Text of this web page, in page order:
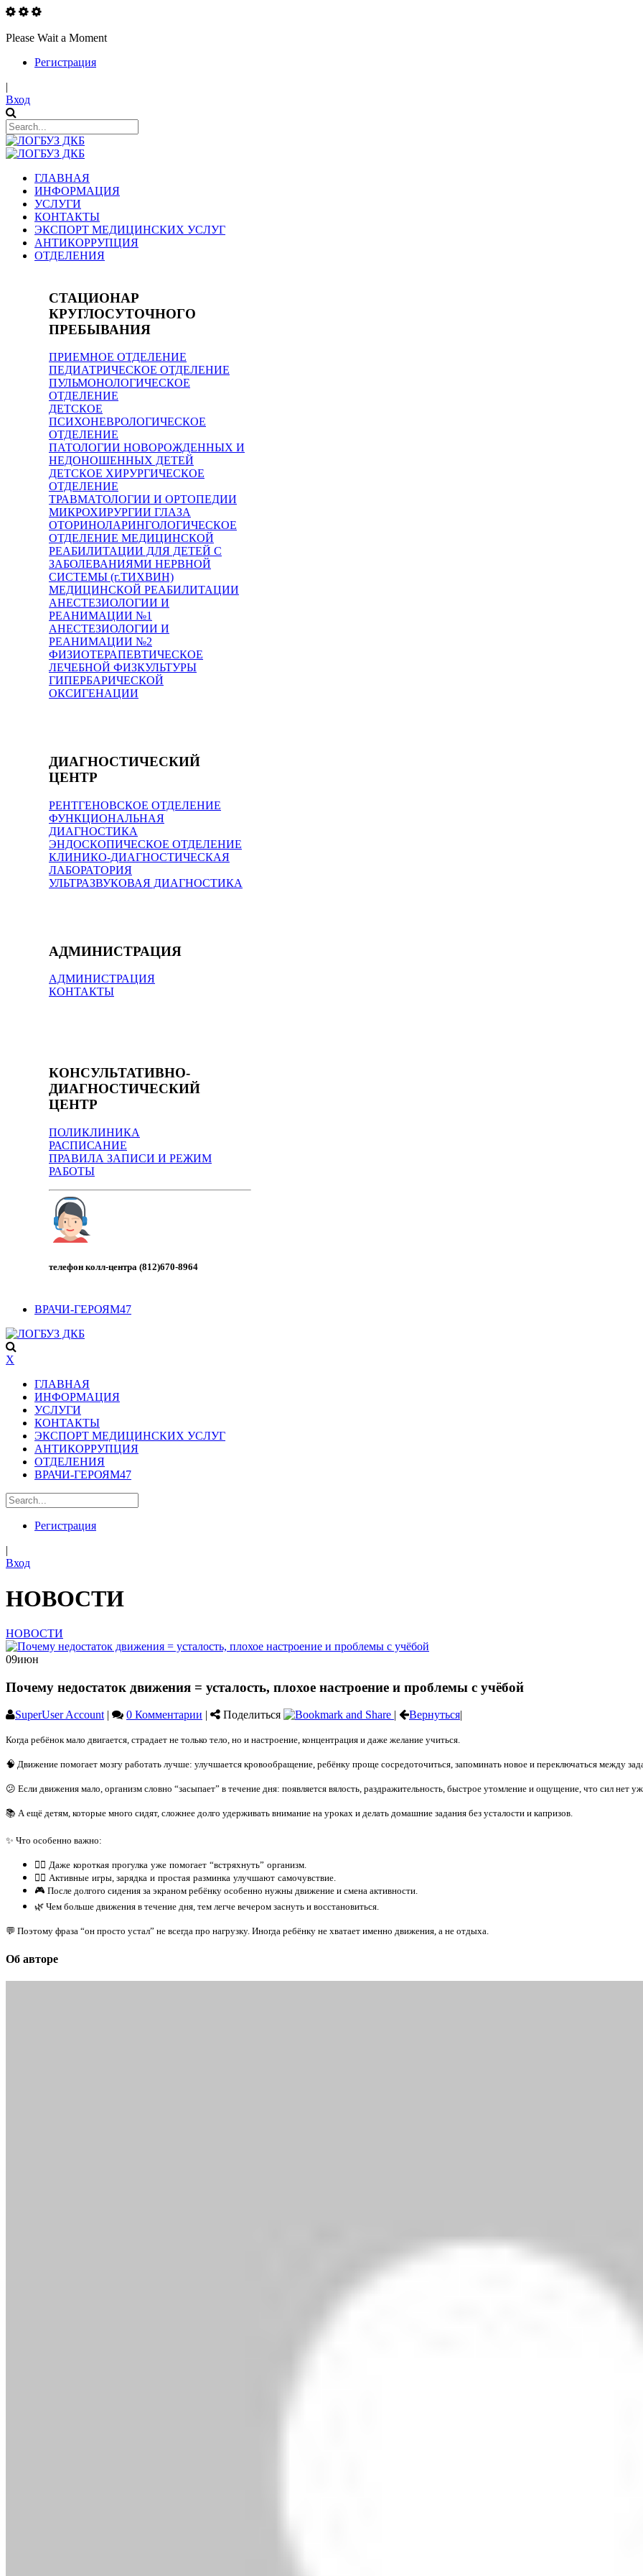
Please Wait a Moment
Регистрация
|
Вход
ГЛАВНАЯ
ИНФОРМАЦИЯ
УСЛУГИ
КОНТАКТЫ
ЭКСПОРТ МЕДИЦИНСКИХ УСЛУГ
АНТИКОРРУПЦИЯ
ОТДЕЛЕНИЯ
СТАЦИОНАР
КРУГЛОСУТОЧНОГО
ПРЕБЫВАНИЯ
ПРИЕМНОЕ ОТДЕЛЕНИЕ
ПЕДИАТРИЧЕСКОЕ ОТДЕЛЕНИЕ
ПУЛЬМОНОЛОГИЧЕСКОЕ
ОТДЕЛЕНИЕ
ДЕТСКОЕ
ПСИХОНЕВРОЛОГИЧЕСКОЕ
ОТДЕЛЕНИЕ
ПАТОЛОГИИ НОВОРОЖДЕННЫХ И
НЕДОНОШЕННЫХ ДЕТЕЙ
ДЕТСКОЕ ХИРУРГИЧЕСКОЕ
ОТДЕЛЕНИЕ
ТРАВМАТОЛОГИИ И ОРТОПЕДИИ
МИКРОХИРУРГИИ ГЛАЗА
ОТОРИНОЛАРИНГОЛОГИЧЕСКОЕ
ОТДЕЛЕНИЕ МЕДИЦИНСКОЙ
РЕАБИЛИТАЦИИ ДЛЯ ДЕТЕЙ С
ЗАБОЛЕВАНИЯМИ НЕРВНОЙ
СИСТЕМЫ (г.ТИХВИН)
МЕДИЦИНСКОЙ РЕАБИЛИТАЦИИ
АНЕСТЕЗИОЛОГИИ И
РЕАНИМАЦИИ №1
АНЕСТЕЗИОЛОГИИ И
РЕАНИМАЦИИ №2
ФИЗИОТЕРАПЕВТИЧЕСКОЕ
ЛЕЧЕБНОЙ ФИЗКУЛЬТУРЫ
ГИПЕРБАРИЧЕСКОЙ
ОКСИГЕНАЦИИ
ДИАГНОСТИЧЕСКИЙ
ЦЕНТР
РЕНТГЕНОВСКОЕ ОТДЕЛЕНИЕ
ФУНКЦИОНАЛЬНАЯ
ДИАГНОСТИКА
ЭНДОСКОПИЧЕСКОЕ ОТДЕЛЕНИЕ
КЛИНИКО-ДИАГНОСТИЧЕСКАЯ
ЛАБОРАТОРИЯ
УЛЬТРАЗВУКОВАЯ ДИАГНОСТИКА
АДМИНИСТРАЦИЯ
АДМИНИСТРАЦИЯ
КОНТАКТЫ
КОНСУЛЬТАТИВНО-
ДИАГНОСТИЧЕСКИЙ
ЦЕНТР
ПОЛИКЛИНИКА
РАСПИСАНИЕ
ПРАВИЛА ЗАПИСИ И РЕЖИМ
РАБОТЫ
телефон колл-центра (812)670-8964
ВРАЧИ-ГЕРОЯМ47
X
ГЛАВНАЯ
ИНФОРМАЦИЯ
УСЛУГИ
КОНТАКТЫ
ЭКСПОРТ МЕДИЦИНСКИХ УСЛУГ
АНТИКОРРУПЦИЯ
ОТДЕЛЕНИЯ
ВРАЧИ-ГЕРОЯМ47
Регистрация
|
Вход
НОВОСТИ
НОВОСТИ
09июн
Почему недостаток движения = усталость, плохое настроение и проблемы с учёбой
SuperUser Account | 0 Комментарии | Поделиться | Вернуться|
Когда ребёнок мало двигается, страдает не только тело, но и настроение, концентрация и даже желание учиться.
🧠 Движение помогает мозгу работать лучше: улучшается кровообращение, ребёнку проще сосредоточиться, запоминать новое и переключаться между
😕 Если движения мало, организм словно “засыпает” в течение дня: появляется вялость, раздражительность, быстрое утомление и ощущение, что сил нет
📚 А ещё детям, которые много сидят, сложнее долго удерживать внимание на уроках и делать домашние задания без усталости и капризов.
✨ Что особенно важно:
🚶 Даже короткая прогулка уже помогает “встряхнуть” организм.
🤸 Активные игры, зарядка и простая разминка улучшают самочувствие.
🎮 После долгого сидения за экраном ребёнку особенно нужны движение и смена активности.
🌿 Чем больше движения в течение дня, тем легче вечером заснуть и восстановиться.
💬 Поэтому фраза “он просто устал” не всегда про нагрузку. Иногда ребёнку не хватает именно движения, а не отдыха.
Об авторе